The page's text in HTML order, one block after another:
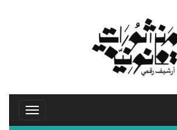
Toggle